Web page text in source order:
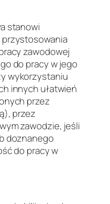
stanowi
zawodowej
do pracy w jego
wykorzystaniu
innych ułatwień
przez
przez
zawodzie, jeśli
doznanego
do pracy w